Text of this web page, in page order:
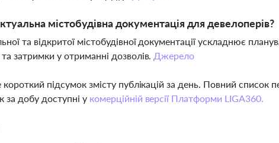
містобудівна документація для девелоперів?
та відкритої містобудівної документації ускладнює
затримки у отриманні дозволів. Джерело
підсумок змісту публікацій за день. Повний список
за добу доступні у комерційній версії Платформи LIGA360.